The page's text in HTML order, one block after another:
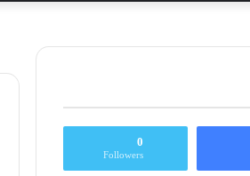
0
Followers